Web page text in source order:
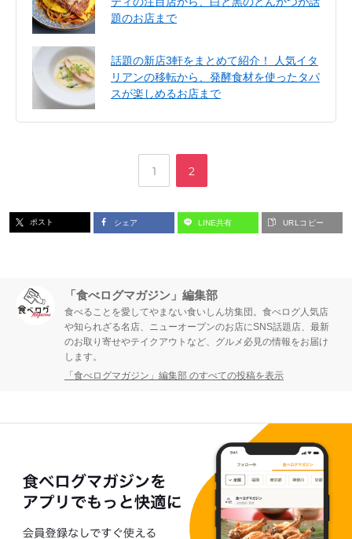
題のお店まで
話題の新店3軒をまとめて紹介！ 人気イタ
リアンの移転から、発酵食材を使ったタパ
スが楽しめるお店まで
ペ
ジ
1
,
ペ
ジ
2
ポスト シェア LINE共有 URLコピー
「食べログマガジン」編集部
食べることを愛してやまない食いしん坊集団。食べログ人気店
や知られざる名店、ニューオープンのお店にSNS話題店、最新
のお取り寄せやテイクアウトなど、グルメ必見の情報をお届け
します。
「食べログマガジン」編集部 のすべての投稿を表示